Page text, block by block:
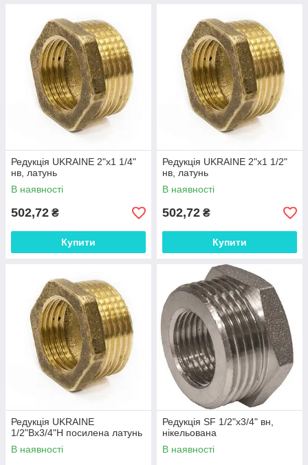
Редукція UKRAINE 2"х1 1/4"
нв, латунь
В наявності
502,72 ₴
Купити
Редукція UKRAINE 2"х1 1/2"
нв, латунь
В наявності
502,72 ₴
Купити
Редукція UKRAINE
1/2"Вх3/4"Н посилена латунь
В наявності
Редукція SF 1/2"х3/4" вн,
нікельована
В наявності